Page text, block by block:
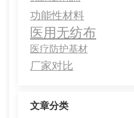
功能性材料
医用无纺布
医疗防护基材
厂家对比
文章分类